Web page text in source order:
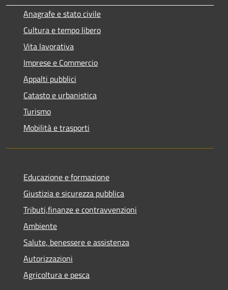
Anagrafe e stato civile
Cultura e tempo libero
Vita lavorativa
Imprese e Commercio
Appalti pubblici
Catasto e urbanistica
Turismo
Mobilità e trasporti
Educazione e formazione
Giustizia e sicurezza pubblica
Tributi,finanze e contravvenzioni
Ambiente
Salute, benessere e assistenza
Autorizzazioni
Agricoltura e pesca